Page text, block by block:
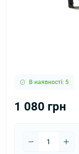
В наявності: 5
1 080 грн